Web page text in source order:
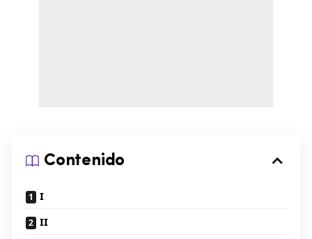
Contenido
I
II